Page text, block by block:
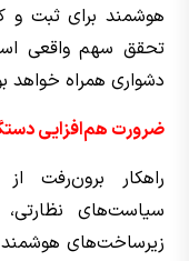
هوشمند برای ثبت و
تحقق سهم واقعی
دشواری همراه خواهد
ضرورت هم‌افزایی
راهکار برون‌رفت
سیاست‌های نظارتی،
زیرساخت‌های هوشمند